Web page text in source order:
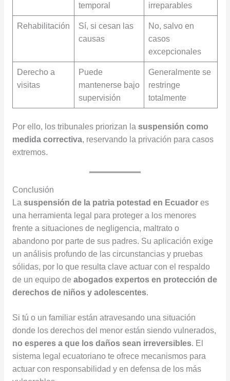
temporal
irreparables
Rehabilitación
Sí, si cesan las
causas
No, salvo en
casos
excepcionales
Derecho a
visitas
Puede
mantenerse bajo
supervisión
Generalmente se
restringe
totalmente
Por ello, los tribunales priorizan la suspensión como
medida correctiva, reservando la privación para casos
extremos.
Conclusión
La suspensión de la patria potestad en Ecuadores
una herramienta legal para proteger a los menores
frente a situaciones de negligencia, maltrato o
abandono por parte de sus padres. Su aplicación exige
un análisis profundo de las circunstancias y pruebas
sólidas, por lo que resulta clave actuar con el respaldo
de un equipo de abogados expertos en protección de
derechos de niños y adolescentes.
Si tú o un familiar están atravesando una situación
donde los derechos del menor están siendo vulnerados,
no esperes a que los daños sean irreversibles. El
sistema legal ecuatoriano te ofrece mecanismos para
actuar con responsabilidad y en defensa de los más